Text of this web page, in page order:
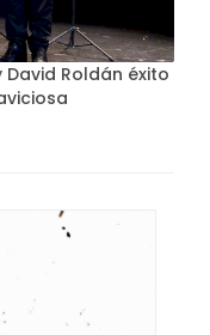
Roldán éxito